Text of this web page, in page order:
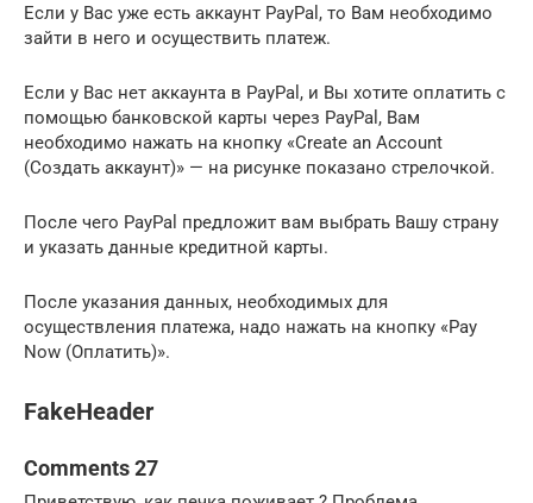
Если у Вас уже есть аккаунт PayPal, то Вам необходимо
зайти в него и осуществить платеж.
Если у Вас нет аккаунта в PayPal, и Вы хотите оплатить с
помощью банковской карты через PayPal, Вам
необходимо нажать на кнопку «Create an Account
(Создать аккаунт)» — на рисунке показано стрелочкой.
После чего PayPal предложит вам выбрать Вашу страну
и указать данные кредитной карты.
После указания данных, необходимых для
осуществления платежа, надо нажать на кнопку «Pay
Now (Оплатить)».
FakeHeader
Comments 27